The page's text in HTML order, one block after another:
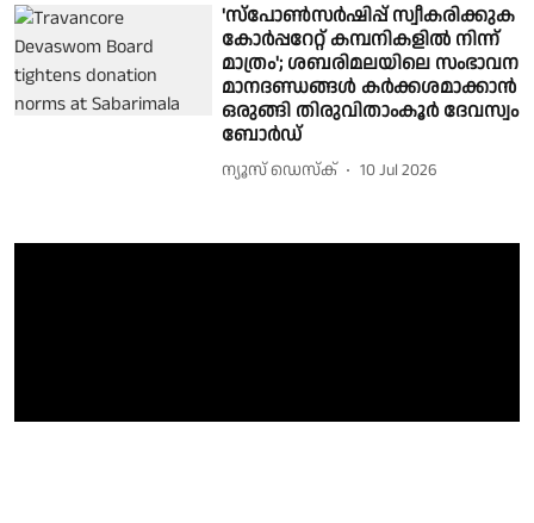
'സ്പോണ്‍സര്‍ഷിപ്പ് സ്വീകരിക്കുക
കോര്‍പ്പറേറ്റ് കമ്പനികളിൽ നിന്ന്
മാത്രം'; ശബരിമലയിലെ സംഭാവന
മാനദണ്ഡങ്ങൾ കർക്കശമാക്കാൻ
ഒരുങ്ങി തിരുവിതാംകൂർ ദേവസ്വം
ബോർഡ്
ന്യൂസ് ഡെസ്ക് 10 Jul 2026